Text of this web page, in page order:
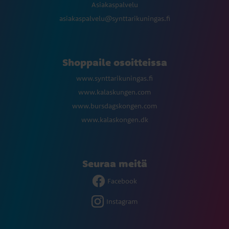
Asiakaspalvelu
asiakaspalvelu@synttarikuningas.fi
Shoppaile osoitteissa
www.synttarikuningas.fi
www.kalaskungen.com
www.bursdagskongen.com
www.kalaskongen.dk
Seuraa meitä
Facebook
Instagram